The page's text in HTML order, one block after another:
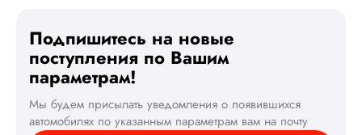
Подпишитесь на новые
поступления по Вашим
параметрам!
Мы будем присылать уведомления о появившихся
автомобилях по указанным параметрам вам на почту